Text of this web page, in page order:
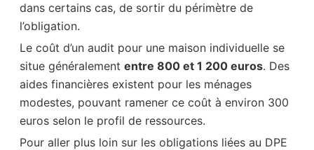
dans certains cas, de sortir du périmètre de
l’obligation.
Le coût d’un audit pour une maison individuelle se
situe généralement entre 800 et 1 200 euros. Des
aides financières existent pour les ménages
modestes, pouvant ramener ce coût à environ 300
euros selon le profil de ressources.
Pour aller plus loin sur les obligations liées au DPE